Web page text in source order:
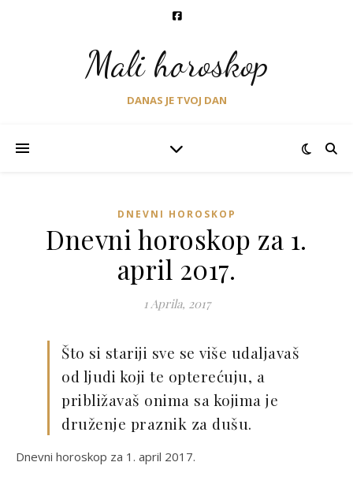
Mali horoskop
DANAS JE TVOJ DAN
DNEVNI HOROSKOP
Dnevni horoskop za 1.
april 2017.
1 Aprila, 2017
Što si stariji sve se više udaljavaš
od ljudi koji te opterećuju, a
približavaš onima sa kojima je
druženje praznik za dušu.
Dnevni horoskop za 1. april 2017.